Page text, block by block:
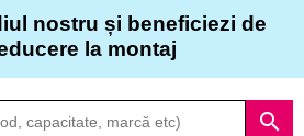
nostru și beneficiezi de
la montaj
search